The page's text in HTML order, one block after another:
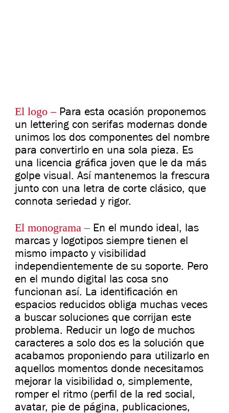
El logo –Para esta ocasión proponemos
un lettering con serifas modernas donde
unimos los dos componentes del nombre
para convertirlo en una sola pieza. Es
una licencia gráfica joven que le da más
golpe visual. Así mantenemos la frescura
junto con una letra de corte clásico, que
connota seriedad y rigor.
El monograma –En el mundo ideal, las
marcas y logotipos siempre tienen el
mismo impacto y visibilidad
independientemente de su soporte. Pero
en el mundo digital las cosa sno
funcionan así. La identificación en
espacios reducidos obliga muchas veces
a buscar soluciones que corrijan este
problema. Reducir un logo de muchos
caracteres a solo dos es la solución que
acabamos proponiendo para utilizarlo en
aquellos momentos donde necesitamos
mejorar la visibilidad o, simplemente,
romper el ritmo (perfil de la red social,
avatar, pie de página, publicaciones,